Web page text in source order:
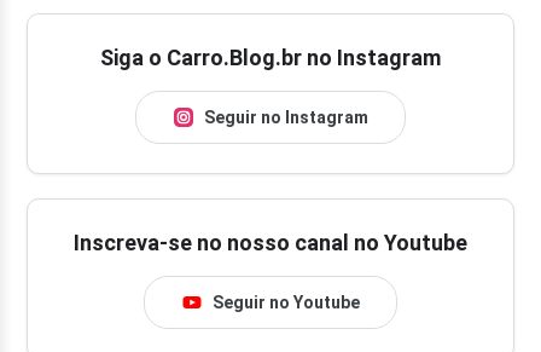
Siga o Carro.Blog.br no Instagram
Seguir no Instagram
Inscreva-se no nosso canal no Youtube
Seguir no Youtube